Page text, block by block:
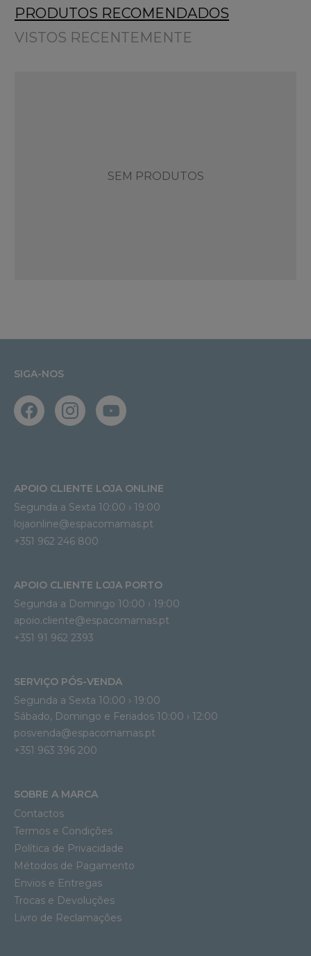
PRODUTOS RECOMENDADOS
VISTOS RECENTEMENTE
SEM PRODUTOS
SIGA-NOS
APOIO CLIENTE LOJA ONLINE
Segunda a Sexta 10:00 › 19:00
lojaonline@espacomamas.pt
+351 962 246 800
APOIO CLIENTE LOJA PORTO
Segunda a Domingo 10:00 › 19:00
apoio.cliente@espacomamas.pt
+351 91 962 2393
SERVIÇO PÓS-VENDA
Segunda a Sexta 10:00 › 19:00
Sábado, Domingo e Feriados 10:00 › 12:00
posvenda@espacomamas.pt
+351 963 396 200
SOBRE A MARCA
Contactos
Termos e Condições
Política de Privacidade
Métodos de Pagamento
Envios e Entregas
Trocas e Devoluções
Livro de Reclamações